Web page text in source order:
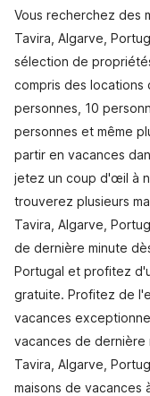
Vous recherchez des
Tavira, Algarve,
sélection de
compris des locations
personnes, 10
personnes et même
partir en vacances
jetez un coup d'œil à
trouverez plusieurs
Tavira, Algarve,
de dernière minute
Portugal et profitez
gratuite. Profitez de
vacances
vacances de dernière
Tavira, Algarve,
maisons de vacances